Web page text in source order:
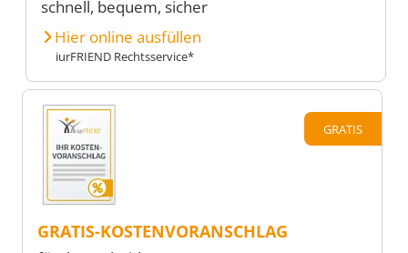
schnell, bequem, sicher
Hier online ausfüllen
iurFRIEND Rechtsservice*
GRATIS
GRATIS-KOSTENVORANSCHLAG